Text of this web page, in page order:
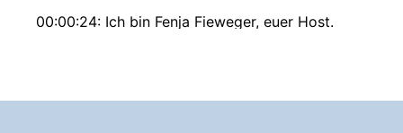
00:00:24: Ich bin Fenja Fieweger, euer Host.
Versicherungsfälle einzutauchen.